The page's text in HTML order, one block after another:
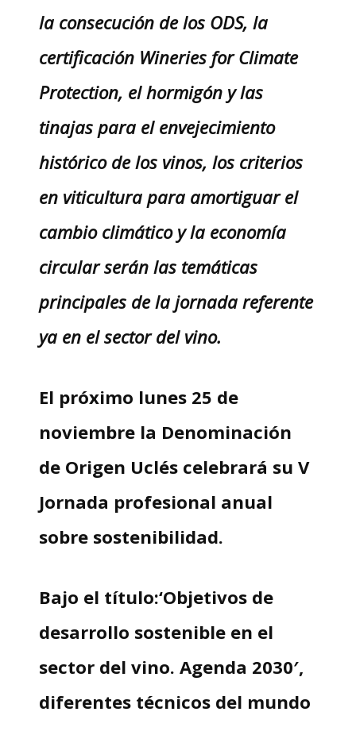
la consecución de los ODS, la
certificación Wineries for Climate
Protection, el hormigón y las
tinajas para el envejecimiento
histórico de los vinos, los criterios
en viticultura para amortiguar el
cambio climático y la economía
circular serán las temáticas
principales de la jornada referente
ya en el sector del vino.
El próximo lunes 25 de
noviembre la Denominación
de Origen Uclés celebrará su V
Jornada profesional anual
sobre sostenibilidad.
Bajo el título:‘Objetivos de
desarrollo sostenible en el
sector del vino. Agenda 2030′,
diferentes técnicos del mundo